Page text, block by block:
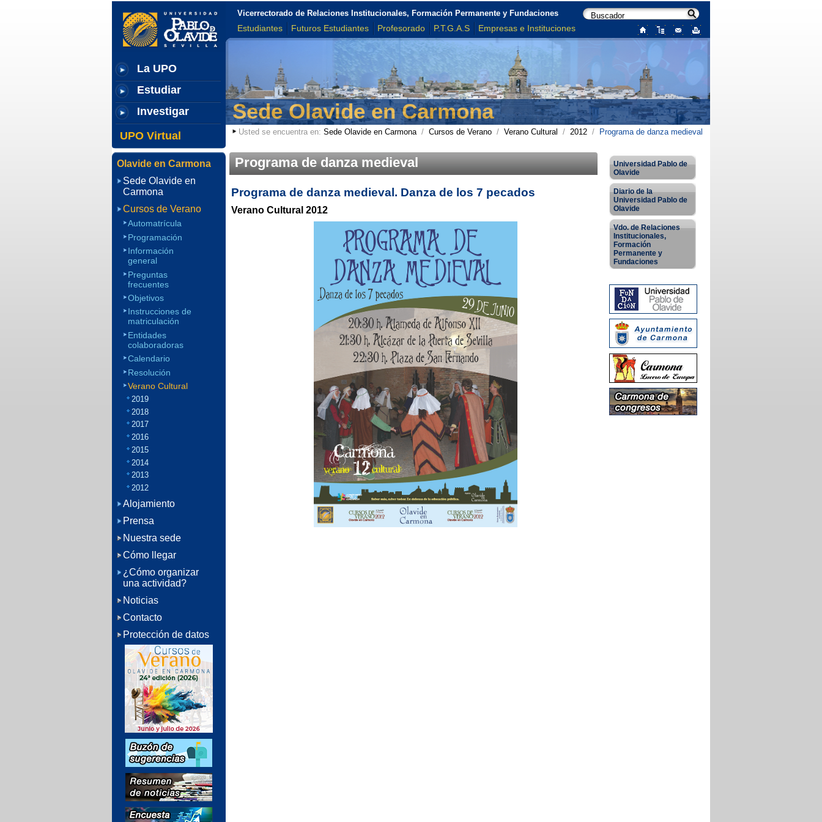
La UPO
Estudiar
Investigar
UPO Virtual
Vicerrectorado de Relaciones Institucionales, Formación Permanente y Fundaciones
Estudiantes Futuros Estudiantes Profesorado P.T.G.A.S Empresas e Instituciones
Sede Olavide en Carmona
Usted se encuentra en: Sede Olavide en Carmona/ Cursos de Verano/ Verano Cultural / 2012/ Programa de danza medieval
Programa de danza medieval
Programa de danza medieval. Danza de los 7 pecados
Verano Cultural 2012
Olavide en Carmona
Sede Olavide en
Carmona
Cursos de Verano
Automatrícula
Programación
Información
general
Preguntas
frecuentes
Objetivos
Instrucciones de
matriculación
Entidades
colaboradoras
Calendario
Resolución
Verano Cultural
2019
2018
2017
2016
2015
2014
2013
2012
Alojamiento
Prensa
Nuestra sede
Cómo llegar
¿Cómo organizar
una actividad?
Noticias
Contacto
Protección de datos
Universidad Pablo de
Olavide
Diario de la
Universidad Pablo de
Olavide
Vdo. de Relaciones
Institucionales,
Formación
Permanente y
Fundaciones